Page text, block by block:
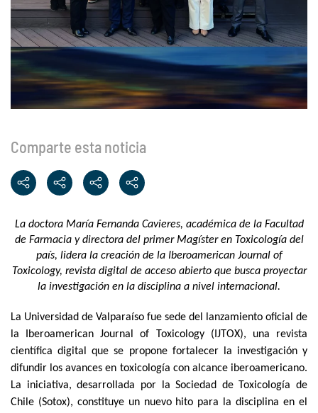
Comparte esta noticia
La doctora María Fernanda Cavieres, académica de la Facultad
de Farmacia y directora del primer Magíster en Toxicología del
país, lidera la creación de la Iberoamerican Journal of
Toxicology, revista digital de acceso abierto que busca proyectar
la investigación en la disciplina a nivel internacional.
La Universidad de Valparaíso fue sede del lanzamiento oficial de
la Iberoamerican Journal of Toxicology (IJTOX), una revista
científica digital que se propone fortalecer la investigación y
difundir los avances en toxicología con alcance iberoamericano.
La iniciativa, desarrollada por la Sociedad de Toxicología de
Chile (Sotox), constituye un nuevo hito para la disciplina en el